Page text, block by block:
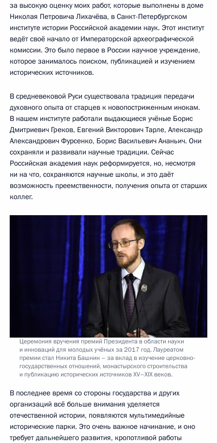
за высокую оценку моих работ, которые выполнены в доме
Николая Петровича Лихачёва, в Санкт-Петербургском
институте истории Российской академии наук. Этот институт
ведёт своё начало от Императорской археографической
комиссии. Это было первое в России научное учреждение,
которое занималось поиском, публикацией и изучением
исторических источников.
В средневековой Руси существовала традиция передачи
духовного опыта от старцев к новопостриженным инокам.
В нашем институте работали выдающиеся учёные Борис
Дмитриевич Греков, Евгений Викторович Тарле, Александр
Александрович Фурсенко, Борис Васильевич Ананьич. Они
сохраняли и развивали научные традиции. Сейчас
Российская академия наук реформируется, но, несмотря
ни на что, сохраняются научные школы, и это даёт
возможность преемственности, получения опыта от старших
коллег.
Церемония вручения премий Президента в области науки
и инноваций для молодых учёных за 2017 год. Лауреатом
премии стал Никита Башнин – за вклад в изучение церковно-
государственных отношений, монастырского строительства
и публикацию исторических источников XV–XIX веков.
В последнее время со стороны государства и других
организаций всё больше внимания уделяется
отечественной истории, появляются мультимедийные
исторические парки. Это очень важное начинание, и оно
требует дальнейшего развития, кропотливой работы